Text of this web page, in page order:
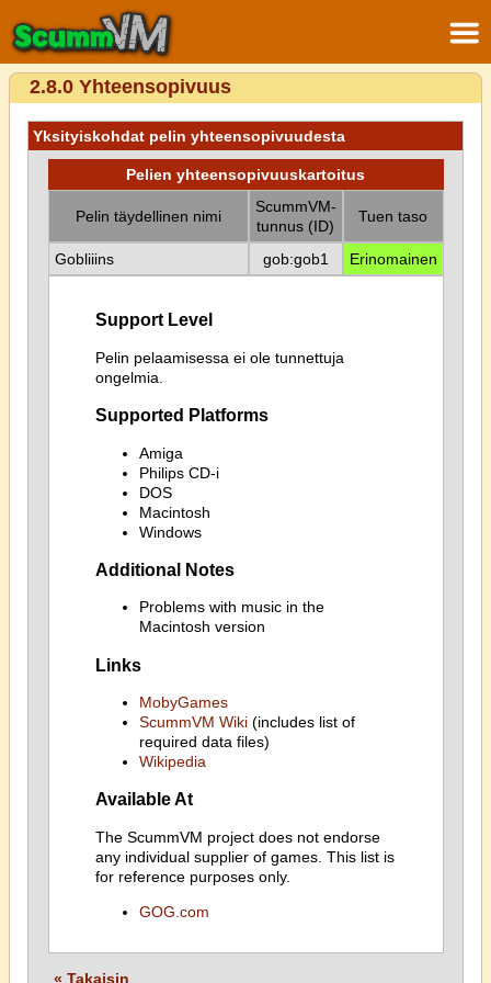
2.8.0 Yhteensopivuus
Yksityiskohdat pelin yhteensopivuudesta
Pelien yhteensopivuuskartoitus
Pelin täydellinen nimi
ScummVM-
tunnus (ID)
Tuen taso
Gobliiins gob:gob1 Erinomainen
Support Level
Pelin pelaamisessa ei ole tunnettuja
ongelmia.
Supported Platforms
Amiga
Philips CD-i
DOS
Macintosh
Windows
Additional Notes
Problems with music in the
Macintosh version
Links
MobyGames
ScummVM Wiki(includes list of
required data files)
Wikipedia
Available At
The ScummVM project does not endorse
any individual supplier of games. This list is
for reference purposes only.
GOG.com
« Takaisin